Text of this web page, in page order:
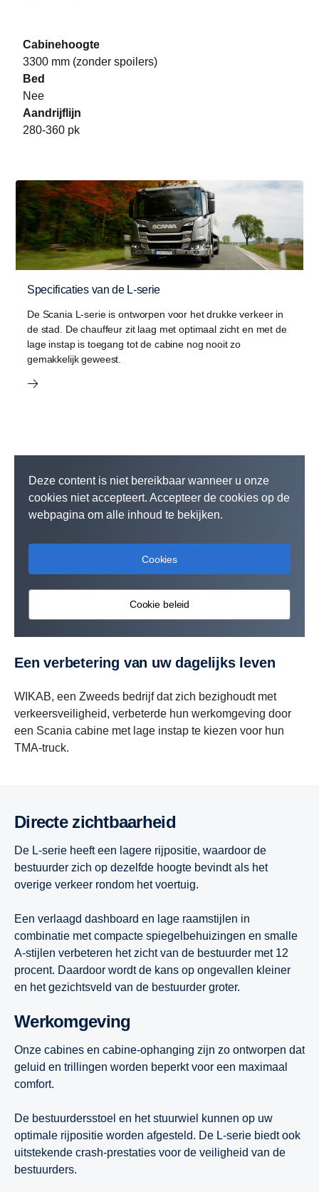
Cabinehoogte
3300 mm (zonder spoilers)
Bed
Nee
Aandrijflijn
280-360 pk
Specificaties van de L-serie
De Scania L-serie is ontworpen voor het drukke verkeer in
de stad. De chauffeur zit laag met optimaal zicht en met de
lage instap is toegang tot de cabine nog nooit zo
gemakkelijk geweest.
Deze content is niet bereikbaar wanneer u onze
cookies niet accepteert. Accepteer de cookies op de
webpagina om alle inhoud te bekijken.
Cookies
Cookie beleid
Een verbetering van uw dagelijks leven
WIKAB, een Zweeds bedrijf dat zich bezighoudt met
verkeersveiligheid, verbeterde hun werkomgeving door
een Scania cabine met lage instap te kiezen voor hun
TMA-truck.
Directe zichtbaarheid
De L-serie heeft een lagere rijpositie, waardoor de
bestuurder zich op dezelfde hoogte bevindt als het
overige verkeer rondom het voertuig.
Een verlaagd dashboard en lage raamstijlen in
combinatie met compacte spiegelbehuizingen en smalle
A-stijlen verbeteren het zicht van de bestuurder met 12
procent. Daardoor wordt de kans op ongevallen kleiner
en het gezichtsveld van de bestuurder groter.
Werkomgeving
Onze cabines en cabine-ophanging zijn zo ontworpen dat
geluid en trillingen worden beperkt voor een maximaal
comfort.
De bestuurdersstoel en het stuurwiel kunnen op uw
optimale rijpositie worden afgesteld. De L-serie biedt ook
uitstekende crash-prestaties voor de veiligheid van de
bestuurders.